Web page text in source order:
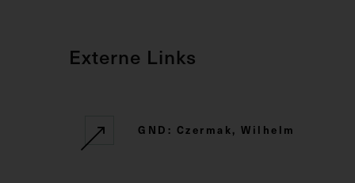
Externe Links
GND: Czermak, Wilhelm